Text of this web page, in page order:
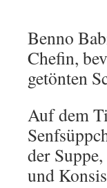
Benno
Chefin,
getönten
Auf dem
der
und